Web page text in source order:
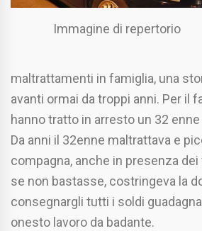
Immagine di repertorio
maltrattamenti in famiglia, una
avanti ormai da troppi anni. Per il
hanno tratto in arresto un 32
Da anni il 32enne maltrattava e
compagna, anche in presenza
se non bastasse, costringeva la
consegnargli tutti i soldi
onesto lavoro da badante.